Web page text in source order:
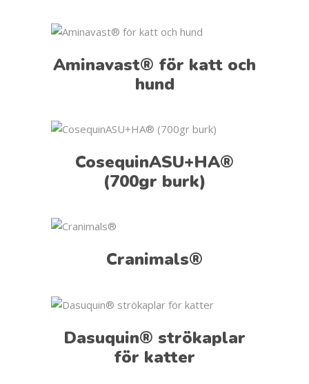
Aminavast® för katt och
hund
CosequinASU+HA®
(700gr burk)
Cranimals®
Dasuquin® strökaplar
för katter